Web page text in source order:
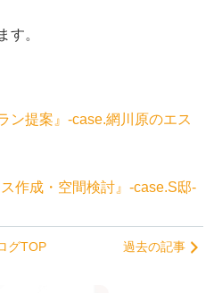
す。
ン提案』‐case.網川原のエス
作成・空間検討』‐case.S邸‐
グTOP 過去の記事